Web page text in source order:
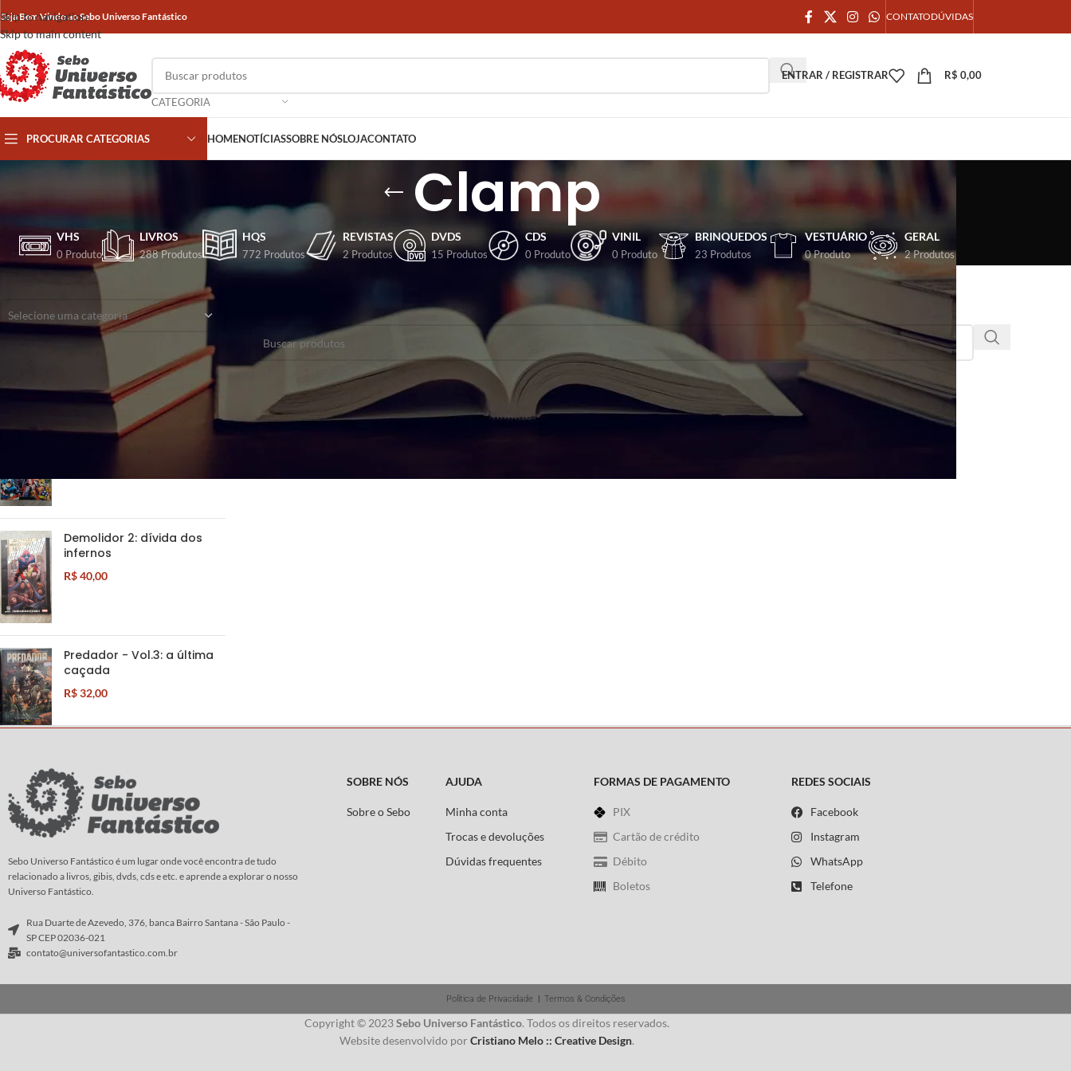
Skip to navigation
Skip to main content
Seja Bem Vindo ao Sebo Universo Fantástico CONTATODÚVIDAS
CATEGORIA
ENTRAR / REGISTRAR R$ 0,00
PROCURAR CATEGORIAS HOMENOTÍCIASSOBRE NÓSLOJACONTATO
Clamp
VHS
0 Produto
LIVROS
288 Produtos
HQS
772 Produtos
REVISTAS
2 Produtos
DVDS
15 Produtos
CDS
0 Produto
VINIL
0 Produto
BRINQUEDOS
23 Produtos
VESTUÁRIO
0 Produto
GERAL
2 Produtos
CATEGORIAS
Selecione uma categoria
PRODUTOS BEM AVALIADOS
Grandes Clássicos Marvel
vol. 1
Demolidor 2: dívida dos
infernos
R$40,00
Predador - Vol.3: a última
caçada
R$32,00
Início/Produtos marcados com a tag “Clamp”
Nenhum produto foi encontrado para a sua seleção.
Sebo Universo Fantástico é um lugar onde você encontra de tudo
relacionado a livros, gibis, dvds, cds e etc. e aprende a explorar o nosso
Universo Fantástico.
Rua Duarte de Azevedo, 376, banca Bairro Santana - São Paulo -
SP CEP 02036-021
contato@universofantastico.com.br
SOBRE NÓS
Sobre o Sebo
AJUDA
Minha conta
Trocas e devoluções
Dúvidas frequentes
FORMAS DE PAGAMENTO
PIX
Cartão de crédito
Débito
Boletos
REDES SOCIAIS
Facebook
Instagram
WhatsApp
Telefone
Política de Privacidade Termos & Condições
Copyright © 2023Sebo Universo Fantástico. Todos os direitos reservados.
Website desenvolvido por Cristiano Melo :: Creative Design.